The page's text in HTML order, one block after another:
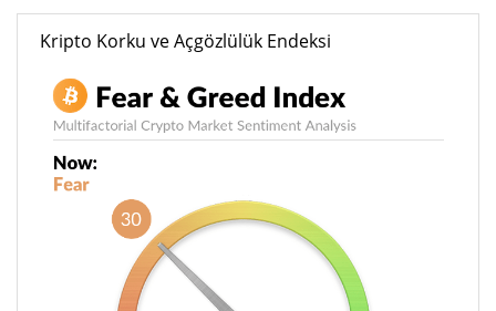
Kripto Korku ve Açgözlülük Endeksi